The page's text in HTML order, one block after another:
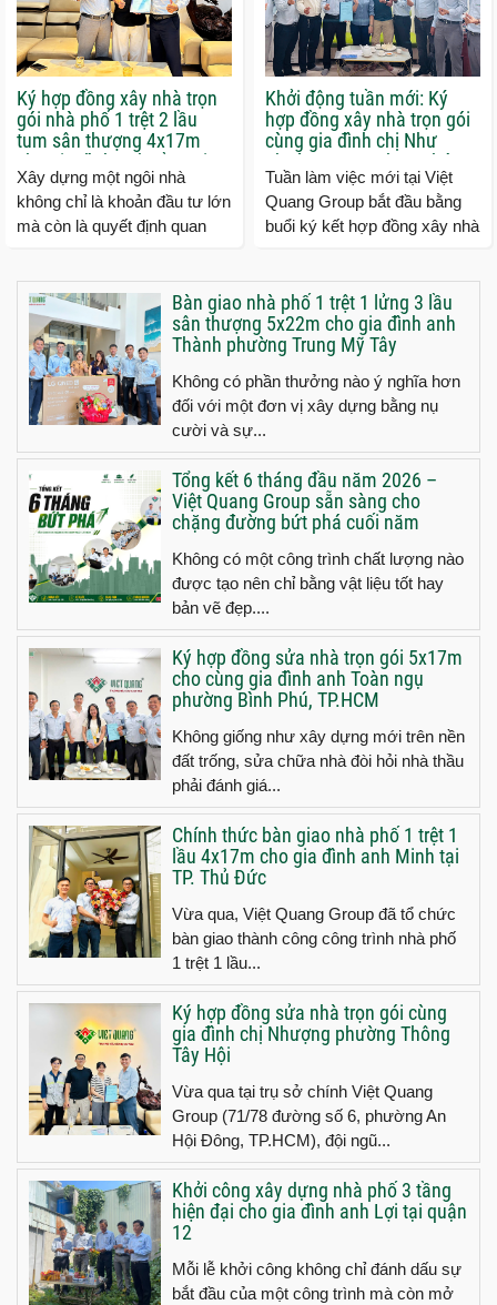
Ký hợp đồng xây nhà trọn
gói nhà phố 1 trệt 2 lầu
tum sân thượng 4x17m
cho gia đình anh Cầu tại
Quận 9 TP.HCM
Xây dựng một ngôi nhà
không chỉ là khoản đầu tư lớn
mà còn là quyết định quan
Khởi động tuần mới: Ký
hợp đồng xây nhà trọn gói
cùng gia đình chị Như
phường Tăng Nhơn Phú
tP.HCM
Tuần làm việc mới tại Việt
Quang Group bắt đầu bằng
buổi ký kết hợp đồng xây nhà
Bàn giao nhà phố 1 trệt 1 lửng 3 lầu
sân thượng 5x22m cho gia đình anh
Thành phường Trung Mỹ Tây
Không có phần thưởng nào ý nghĩa hơn
đối với một đơn vị xây dựng bằng nụ
cười và sự...
Tổng kết 6 tháng đầu năm 2026 –
Việt Quang Group sẵn sàng cho
chặng đường bứt phá cuối năm
Không có một công trình chất lượng nào
được tạo nên chỉ bằng vật liệu tốt hay
bản vẽ đẹp....
Ký hợp đồng sửa nhà trọn gói 5x17m
cho cùng gia đình anh Toàn ngụ
phường Bình Phú, TP.HCM
Không giống như xây dựng mới trên nền
đất trống, sửa chữa nhà đòi hỏi nhà thầu
phải đánh giá...
Chính thức bàn giao nhà phố 1 trệt 1
lầu 4x17m cho gia đình anh Minh tại
TP. Thủ Đức
Vừa qua, Việt Quang Group đã tổ chức
bàn giao thành công công trình nhà phố
1 trệt 1 lầu...
Ký hợp đồng sửa nhà trọn gói cùng
gia đình chị Nhượng phường Thông
Tây Hội
Vừa qua tại trụ sở chính Việt Quang
Group (71/78 đường số 6, phường An
Hội Đông, TP.HCM), đội ngũ...
Khởi công xây dựng nhà phố 3 tầng
hiện đại cho gia đình anh Lợi tại quận
12
Mỗi lễ khởi công không chỉ đánh dấu sự
bắt đầu của một công trình mà còn mở